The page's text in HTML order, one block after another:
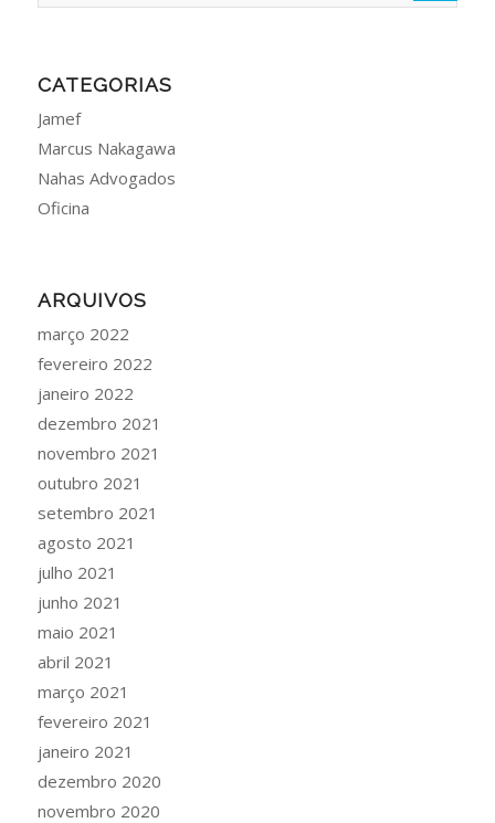
CATEGORIAS
Jamef
Marcus Nakagawa
Nahas Advogados
Oficina
ARQUIVOS
março 2022
fevereiro 2022
janeiro 2022
dezembro 2021
novembro 2021
outubro 2021
setembro 2021
agosto 2021
julho 2021
junho 2021
maio 2021
abril 2021
março 2021
fevereiro 2021
janeiro 2021
dezembro 2020
novembro 2020